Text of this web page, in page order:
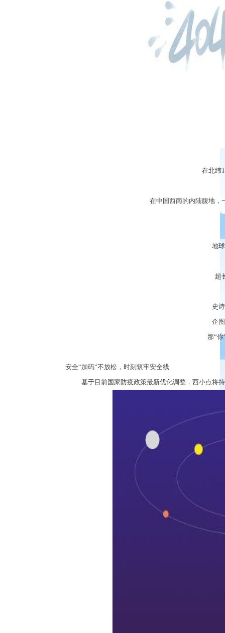
在北纬
在中国西南的内陆腹地，
地
超
史
企
那“你
安全“加码”不放松，时刻筑牢安全线
基于目前国家防疫政策最新优化调整，西小点将